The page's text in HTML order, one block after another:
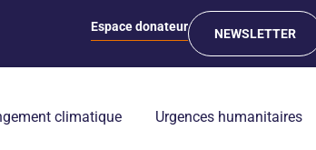
Espace donateur NEWSLETTER
climatique Urgences humanitaires